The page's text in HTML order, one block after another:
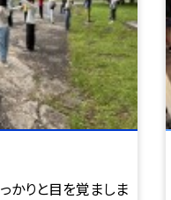
かりと目を覚ましま